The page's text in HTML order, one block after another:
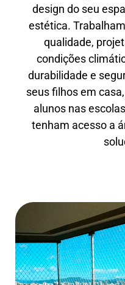
design do seu
estética.
qualidade,
condições
durabilidade e
seus filhos em
alunos nas
tenham acesso a